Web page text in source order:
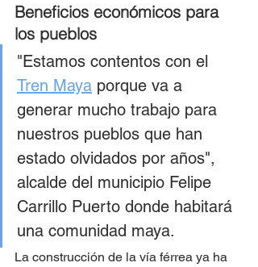
Beneficios económicos para
los pueblos
"Estamos contentos con el
Tren Maya porque va a
generar mucho trabajo para
nuestros pueblos que han
estado olvidados por años",
alcalde del municipio Felipe
Carrillo Puerto donde habitará
una comunidad maya.
La construcción de la vía férrea ya ha